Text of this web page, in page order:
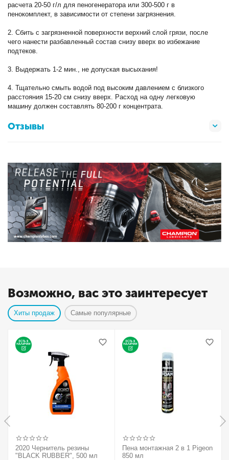
расчета 20-50 г/л для пеногенератора или 300-500 г в
пенокомплект, в зависимости от степени загрязнения.
2. Сбить с загрязненной поверхности верхний слой грязи, после
чего нанести разбавленный состав снизу вверх во избежание
подтеков.
3. Выдержать 1-2 мин., не допуская высыхания!
4. Тщательно смыть водой под высоким давлением с близкого
расстояния 15-20 см снизу вверх. Расход на одну легковую
машину должен составлять 80-200 г концентрата.
Отзывы
Возможно, вас это заинтересует
Хиты продаж Самые популярные
2020 Чернитель резины
"BLACK RUBBER", 500 мл
Пена монтажная 2 в 1 Pigeon
850 мл